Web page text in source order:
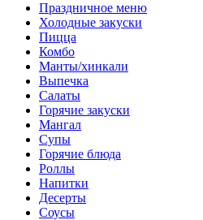
Праздничное меню
Холодные закуски
Пицца
Комбо
Манты/хинкали
Выпечка
Салаты
Горячие закуски
Мангал
Супы
Горячие блюда
Роллы
Напитки
Десерты
Соусы